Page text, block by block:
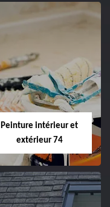
Peinture intérieur et
extérieur 74